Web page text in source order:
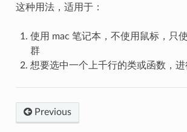
这种用法，适用于：
使用 mac 笔记本，不使用鼠标，只
群
想要选中一个上千行的类或函数，进
Previous